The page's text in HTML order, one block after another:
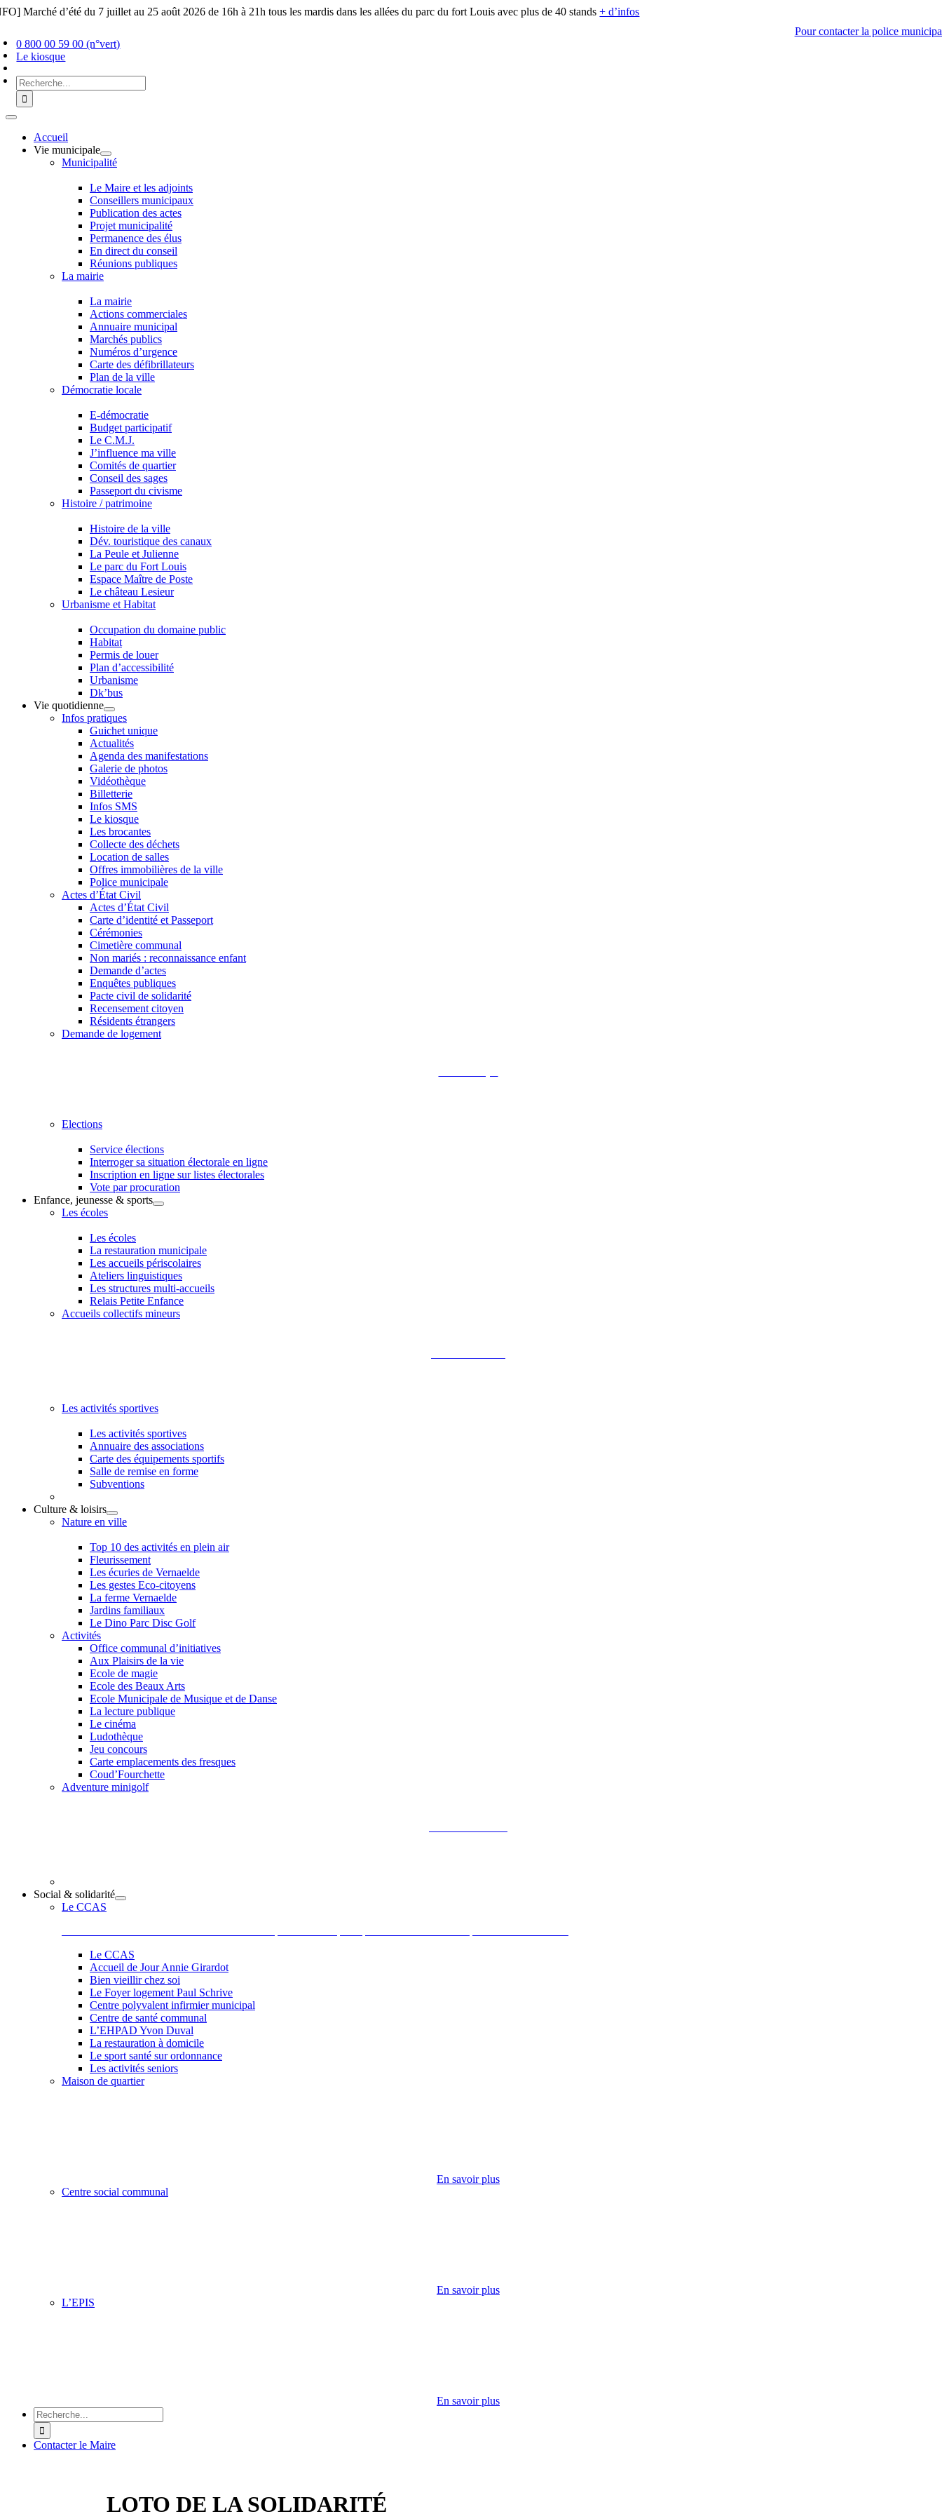
SkipMarché d’été du 7 juillet au 25 août 2026 de 16h à 21h tous les mardis dans les allées du parc du fort Louis avec plus de 40 stands+ d’infos
Pour contacter la police
0 800 00 59 00 (n°vert)
Le kiosque
Chercher
:
Toggle
NavigationAccueil
Vie municipale
Municipalité
Le Maire et les adjoints
Conseillers municipaux
Publication des actes
Projet municipalité
Permanence des élus
En direct du conseil
Réunions publiques
La mairie
La mairie
Actions commerciales
Annuaire municipal
Marchés publics
Numéros d’urgence
Carte des défibrillateurs
Plan de la ville
Démocratie locale
E-démocratie
Budget participatif
Le C.M.J.
J’influence ma ville
Comités de quartier
Conseil des sages
Passeport du civisme
Histoire / patrimoine
Histoire de la ville
Dév. touristique des canaux
La Peule et Julienne
Le parc du Fort Louis
Espace Maître de Poste
Le château Lesieur
Urbanisme et Habitat
Occupation du domaine public
Habitat
Permis de louer
Plan d’accessibilité
Urbanisme
Dk’bus
Vie quotidienne
Infos pratiques
Guichet unique
Actualités
Agenda des manifestations
Galerie de photos
Vidéothèque
Billetterie
Infos SMS
Le kiosque
Les brocantes
Collecte des déchets
Location de salles
Offres immobilières de la ville
Police municipale
Actes d’État Civil
Actes d’État Civil
Carte d’identité et Passeport
Cérémonies
Cimetière communal
Non mariés : reconnaissance enfant
Demande d’actes
Enquêtes publiques
Pacte civil de solidarité
Recensement citoyen
Résidents étrangers
Demande de logement
Elections
Service élections
Interroger sa situation électorale en ligne
Inscription en ligne sur listes électorales
Vote par procuration
Enfance, jeunesse & sports
Les écoles
Les écoles
La restauration municipale
Les accueils périscolaires
Ateliers linguistiques
Les structures multi-accueils
Relais Petite Enfance
Accueils collectifs mineurs
Les activités sportives
Les activités sportives
Annuaire des associations
Carte des équipements sportifs
Salle de remise en forme
Subventions
Culture & loisirs
Nature en ville
Top 10 des activités en plein air
Fleurissement
Les écuries de Vernaelde
Les gestes Eco-citoyens
La ferme Vernaelde
Jardins familiaux
Le Dino Parc Disc Golf
Activités
Office communal d’initiatives
Aux Plaisirs de la vie
Ecole de magie
Ecole des Beaux Arts
Ecole Municipale de Musique et de Danse
La lecture publique
Le cinéma
Ludothèque
Jeu concours
Carte emplacements des fresques
Coud’Fourchette
Adventure minigolf
Social & solidarité
Le CCAS
Le CCAS
Accueil de Jour Annie Girardot
Bien vieillir chez soi
Le Foyer logement Paul Schrive
Centre polyvalent infirmier municipal
Centre de santé communal
L’EHPAD Yvon Duval
La restauration à domicile
Le sport santé sur ordonnance
Les activités seniors
Maison de quartier
En savoir plus
Centre social communal
En savoir plus
L’EPIS
En savoir plus
Chercher
:
Contacter le Maire
LOTO DE LA SOLIDARITÉ